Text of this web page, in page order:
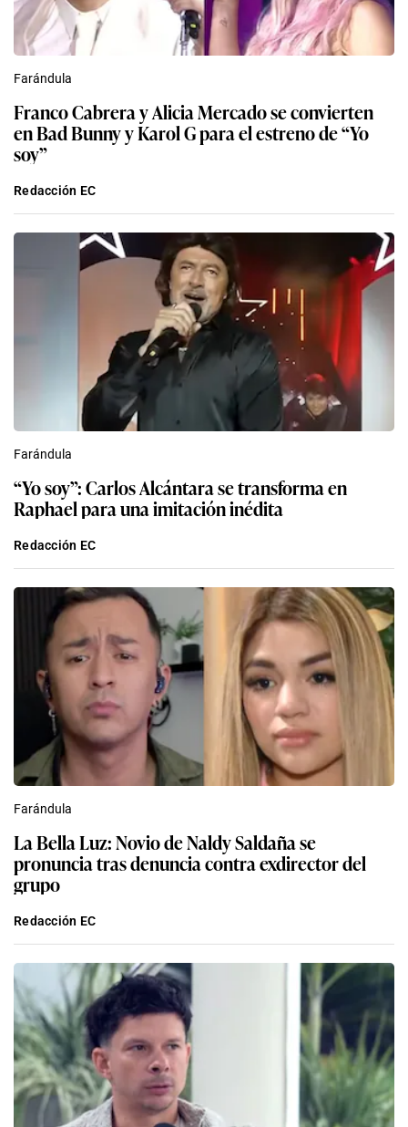
Farándula
Franco Cabrera y Alicia Mercado se convierten
en Bad Bunny y Karol G para el estreno de “Yo
soy”
Redacción EC
Farándula
“Yo soy”: Carlos Alcántara se transforma en
Raphael para una imitación inédita
Redacción EC
Farándula
La Bella Luz: Novio de Naldy Saldaña se
pronuncia tras denuncia contra exdirector del
grupo
Redacción EC